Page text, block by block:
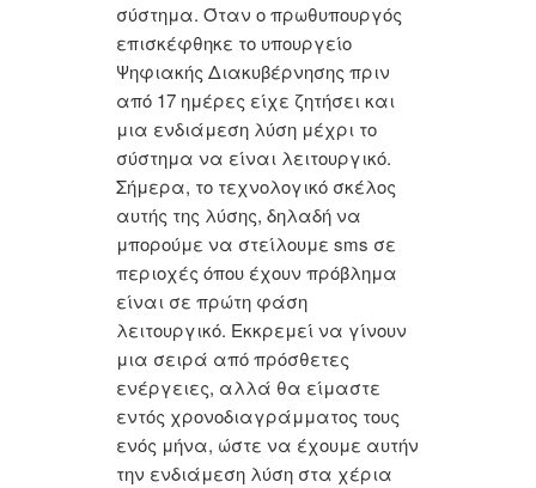
σύστημα. Όταν ο πρωθυπουργός
επισκέφθηκε το υπουργείο
Ψηφιακής Διακυβέρνησης πριν
από 17 ημέρες είχε ζητήσει και
μια ενδιάμεση λύση μέχρι το
σύστημα να είναι λειτουργικό.
Σήμερα, το τεχνολογικό σκέλος
αυτής της λύσης, δηλαδή να
μπορούμε να στείλουμε sms σε
περιοχές όπου έχουν πρόβλημα
είναι σε πρώτη φάση
λειτουργικό. Εκκρεμεί να γίνουν
μια σειρά από πρόσθετες
ενέργειες, αλλά θα είμαστε
εντός χρονοδιαγράμματος τους
ενός μήνα, ώστε να έχουμε αυτήν
την ενδιάμεση λύση στα χέρια